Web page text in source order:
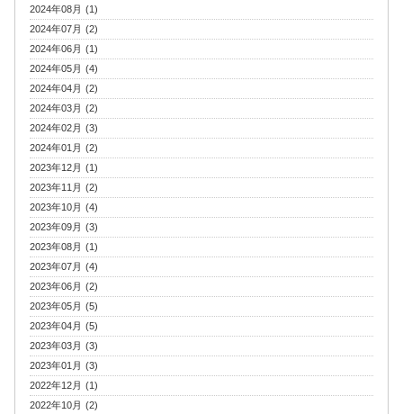
2024年08月 (1)
2024年07月 (2)
2024年06月 (1)
2024年05月 (4)
2024年04月 (2)
2024年03月 (2)
2024年02月 (3)
2024年01月 (2)
2023年12月 (1)
2023年11月 (2)
2023年10月 (4)
2023年09月 (3)
2023年08月 (1)
2023年07月 (4)
2023年06月 (2)
2023年05月 (5)
2023年04月 (5)
2023年03月 (3)
2023年01月 (3)
2022年12月 (1)
2022年10月 (2)